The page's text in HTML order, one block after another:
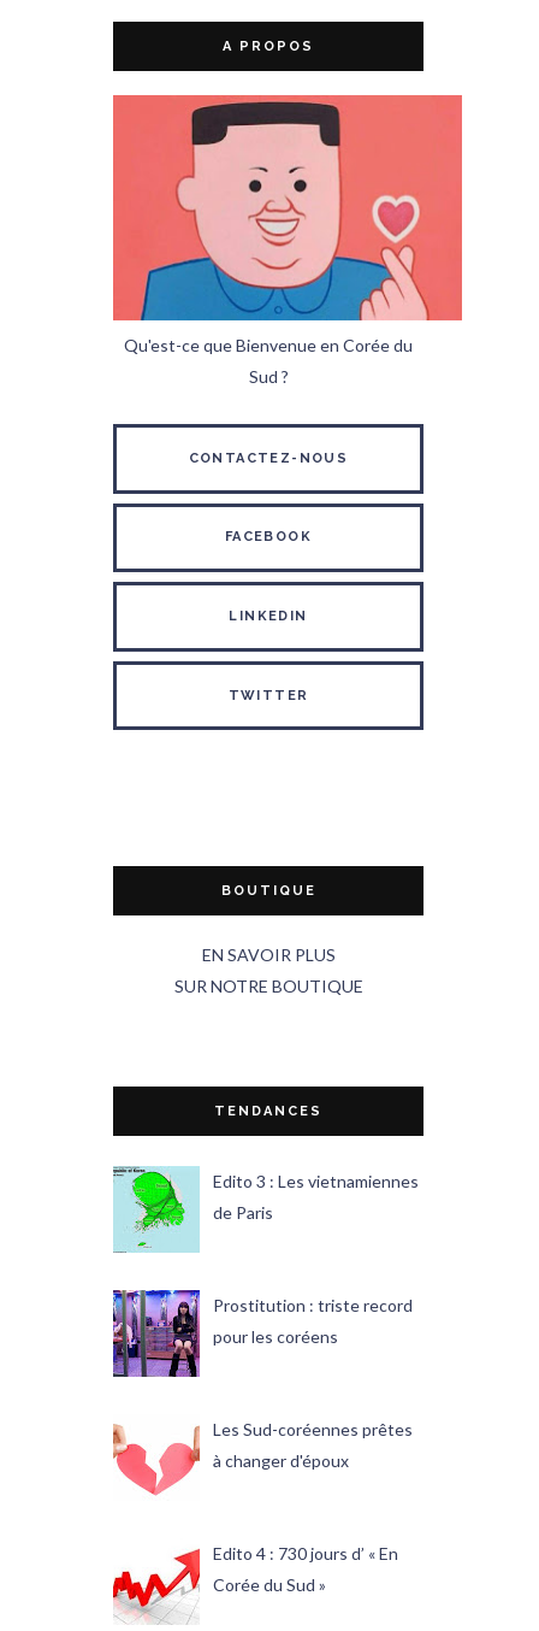
A PROPOS
Qu'est-ce que Bienvenue en Corée du
Sud ?
CONTACTEZ-NOUS
FACEBOOK
LINKEDIN
TWITTER
BOUTIQUE
EN SAVOIR PLUS
SUR NOTRE BOUTIQUE
TENDANCES
Edito 3 : Les vietnamiennes
de Paris
Prostitution : triste record
pour les coréens
Les Sud-coréennes prêtes
à changer d'époux
Edito 4 : 730 jours d’ « En
Corée du Sud »